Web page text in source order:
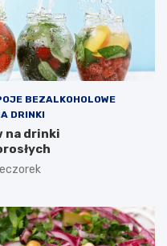
BEZALKOHOLOWE
DRINKI
na drinki